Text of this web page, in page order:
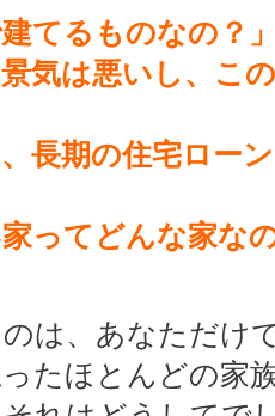
てるものなの？
景気は悪いし、こ
、長期の住宅ロー
家ってどんな家な
は、あなただけ
たほとんどの家